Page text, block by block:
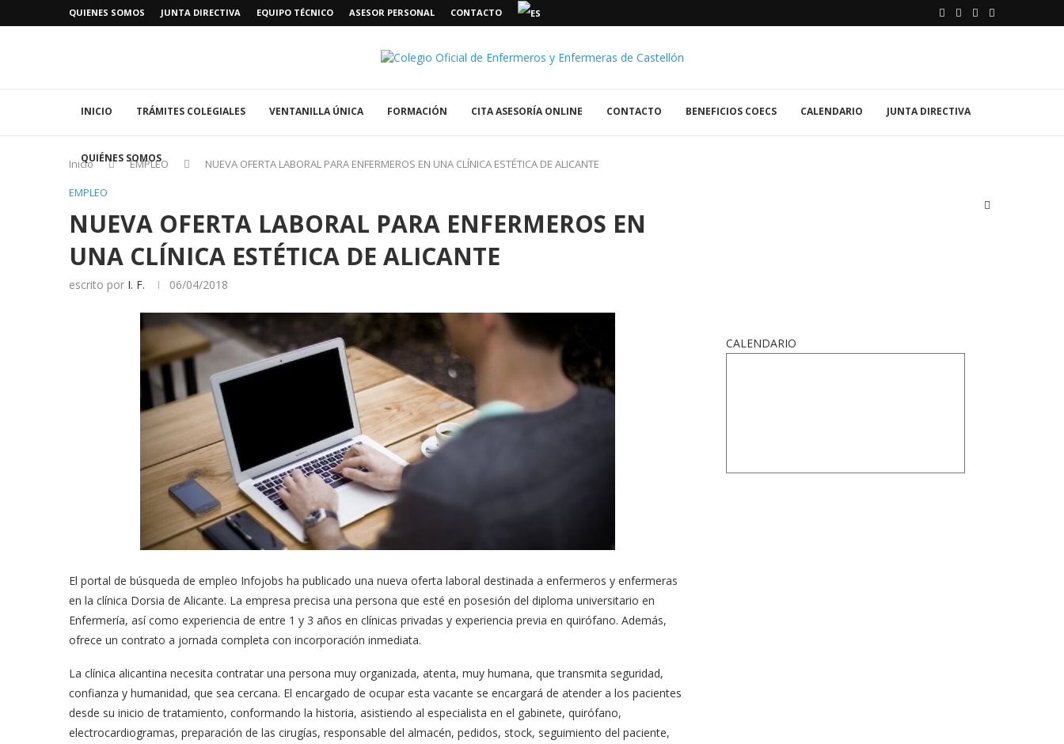
QUIENES SOMOS JUNTA DIRECTIVA EQUIPO TÉCNICO ASESOR PERSONAL CONTACTO
INICIO TRÁMITES COLEGIALES VENTANILLA ÚNICA FORMACIÓN CITA ASESORÍA ONLINE CONTACTO BENEFICIOS COECS CALENDARIO JUNTA DIRECTIVA
QUIÉNES SOMOS
Inicio EMPLEO
NUEVA OFERTA LABORAL PARA ENFERMEROS EN UNA CLÍNICA ESTÉTICA DE ALICANTE
EMPLEO
NUEVA OFERTA LABORAL PARA ENFERMEROS EN
UNA CLÍNICA ESTÉTICA DE ALICANTE
escrito por I. F. 06/04/2018
El portal de búsqueda de empleo Infojobs ha publicado una nueva oferta laboral destinada a enfermeros y enfermeras
en la clínica Dorsia de Alicante. La empresa precisa una persona que esté en posesión del diploma universitario en
Enfermería, así como experiencia de entre 1 y 3 años en clínicas privadas y experiencia previa en quirófano. Además,
ofrece un contrato a jornada completa con incorporación inmediata.
La clínica alicantina necesita contratar una persona muy organizada, atenta, muy humana, que transmita seguridad,
confianza y humanidad, que sea cercana. El encargado de ocupar esta vacante se encargará de atender a los pacientes
desde su inicio de tratamiento, conformando la historia, asistiendo al especialista en el gabinete, quirófano,
electrocardiogramas, preparación de las cirugías, responsable del almacén, pedidos, stock, seguimiento del paciente,
CALENDARIO